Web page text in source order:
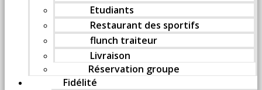
Etudiants
Restaurant des sportifs
flunch traiteur
Livraison
Réservation groupe
Fidélité